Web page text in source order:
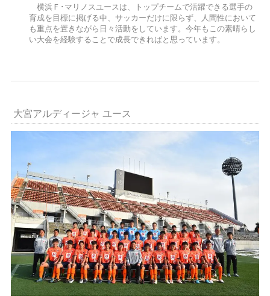
横浜Ｆ･マリノスユースは、トップチームで活躍できる選手の
育成を目標に掲げる中、サッカーだけに限らず、人間性において
も重点を置きながら日々活動をしています。今年もこの素晴らし
い大会を経験することで成長できればと思っています。
大宮アルディージャ ユース